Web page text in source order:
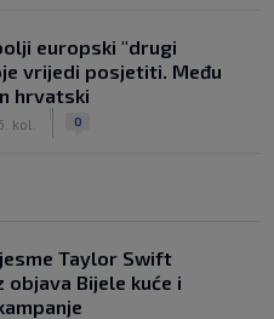
europski "drugi
vrijedi posjetiti. Među
hrvatski
kol. 0
Taylor Swift
objava Bijele kuće i